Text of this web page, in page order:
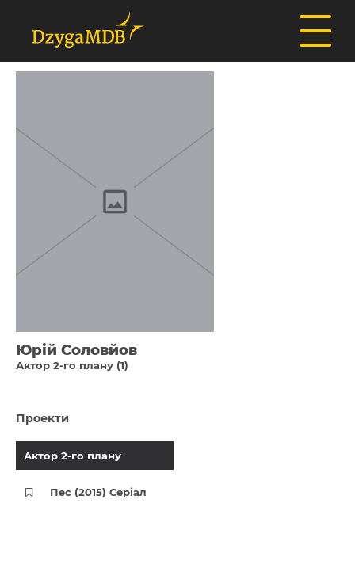
Юрій Соловйов
Актор 2-го плану (1)
Проекти
Актор 2-го плану
Пес (2015) Серіал